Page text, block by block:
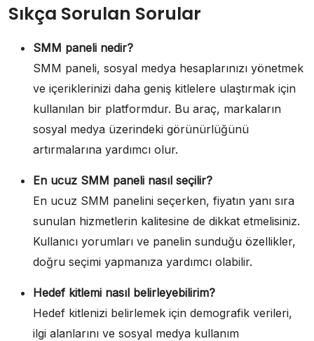
Sıkça Sorulan Sorular
SMM paneli nedir?
SMM paneli, sosyal medya hesaplarınızı yönetmek
ve içeriklerinizi daha geniş kitlelere ulaştırmak için
kullanılan bir platformdur. Bu araç, markaların
sosyal medya üzerindeki görünürlüğünü
artırmalarına yardımcı olur.
En ucuz SMM paneli nasıl seçilir?
En ucuz SMM panelini seçerken, fiyatın yanı sıra
sunulan hizmetlerin kalitesine de dikkat etmelisiniz.
Kullanıcı yorumları ve panelin sunduğu özellikler,
doğru seçimi yapmanıza yardımcı olabilir.
Hedef kitlemi nasıl belirleyebilirim?
Hedef kitlenizi belirlemek için demografik verileri,
ilgi alanlarını ve sosyal medya kullanım